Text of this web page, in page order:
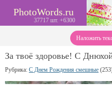
PhotoWords.ru
37717 шт. +6300
Наложить
За твоё здоровье! С
Рубрика: С Днем Рождения смешные